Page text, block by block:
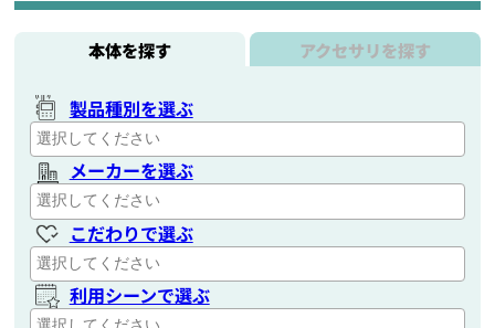
本体を探す アクセサリを探す
製品種別を選ぶ
メーカーを選ぶ
こだわりで選ぶ
利用シーンで選ぶ